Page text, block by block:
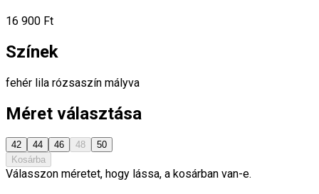
16 900 Ft
Színek
fehér lila rózsaszín mályva
Méret választása
42 44 46 48
50
Kosárba
Válasszon méretet, hogy lássa, a kosárban van-e.